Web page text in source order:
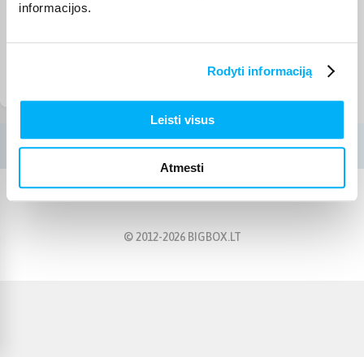
informacijos.
Rodyti informaciją
Leisti visus
Atmesti
© 2012-2026BIGBOX.LT